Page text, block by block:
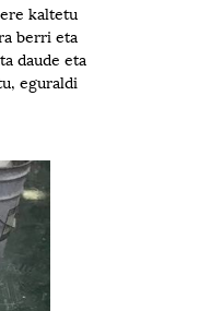
kaltetu
berri eta
daude eta
eguraldi